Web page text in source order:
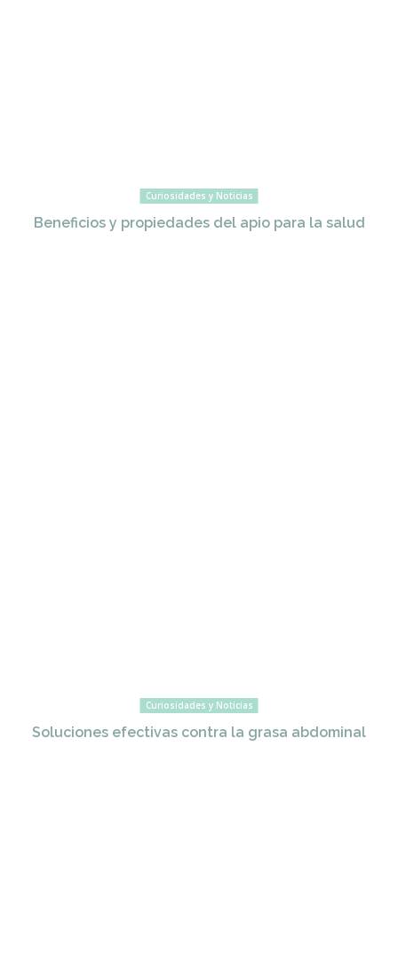
Curiosidades y Noticias
Beneficios y propiedades del apio para la salud
Curiosidades y Noticias
Soluciones efectivas contra la grasa abdominal